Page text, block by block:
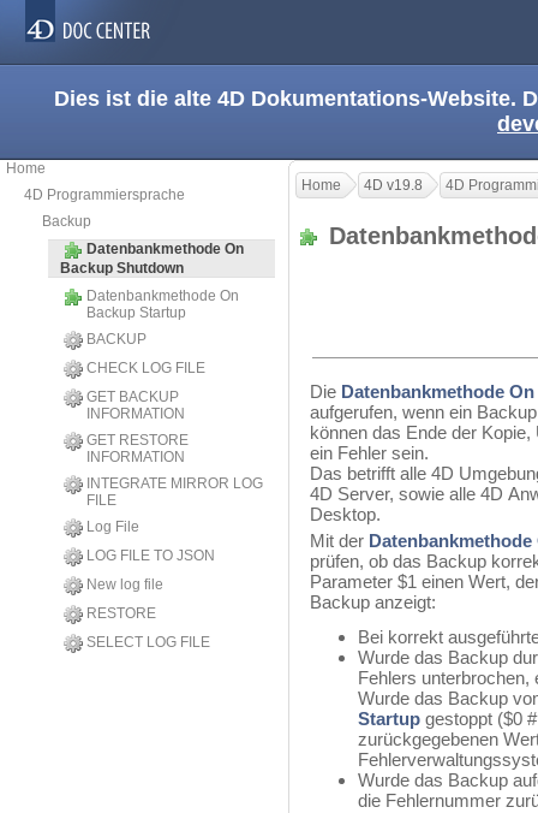
Dies ist die alte 4D Dokumentations-Website.
Home
4D Programmiersprache
Backup
Datenbankmethode On
Backup Shutdown
Datenbankmethode On
Backup Startup
BACKUP
CHECK LOG FILE
GET BACKUP
INFORMATION
GET RESTORE
INFORMATION
INTEGRATE MIRROR LOG
FILE
Log File
LOG FILE TO JSON
New log file
RESTORE
SELECT LOG FILE
Home 4D v19.8 4D
Die Datenbankmethode
aufgerufen, wenn ein
können das Ende der
ein Fehler sein.
Das betrifft alle 4D
4D Server, sowie alle 4D
Desktop.
Mit der
prüfen, ob das Backup
Parameter $1 einen Wert,
Backup anzeigt:
Bei korrekt
Wurde das Backup
Fehlers unterbrochen,
Wurde das Backup
Startup gestoppt ($0
zurückgegebenen
Wurde das Backup
die Fehlernummer